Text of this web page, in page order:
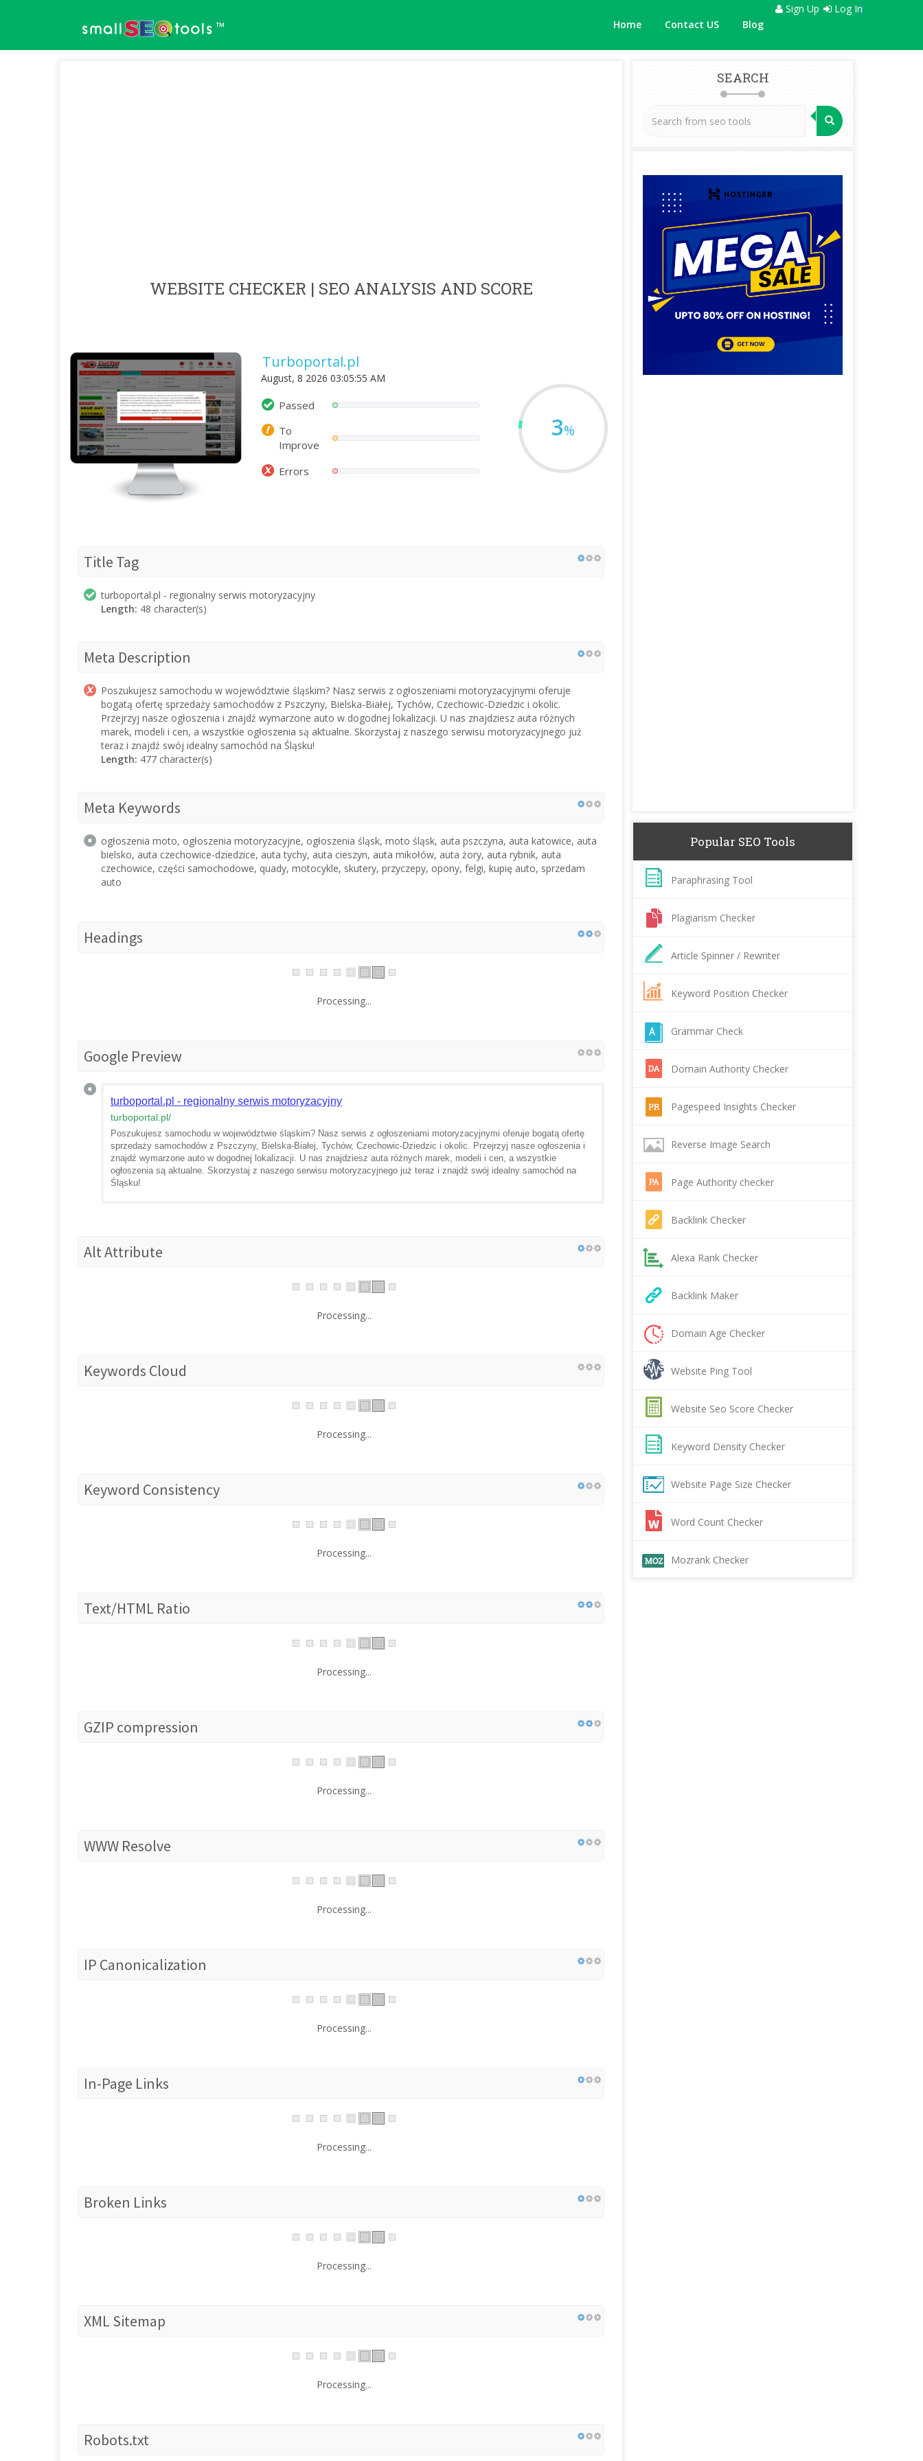
™ Home Contact US Blog
Sign Up Log In
WEBSITE CHECKER | SEO ANALYSIS AND SCORE
Turboportal.pl
August, 8 2026 03:05:55 AM
Passed
To
Improve
Errors
3%
Title Tag
turboportal.pl - regionalny serwis motoryzacyjny
Length: 48 character(s)
Meta Description
Poszukujesz samochodu w województwie śląskim? Nasz serwis z ogłoszeniami motoryzacyjnymi oferuje
bogatą ofertę sprzedaży samochodów z Pszczyny, Bielska-Białej, Tychów, Czechowic-Dziedzic i okolic.
Przejrzyj nasze ogłoszenia i znajdź wymarzone auto w dogodnej lokalizacji. U nas znajdziesz auta różnych
marek, modeli i cen, a wszystkie ogłoszenia są aktualne. Skorzystaj z naszego serwisu motoryzacyjnego już
teraz i znajdź swój idealny samochód na Śląsku!
Length: 477 character(s)
Meta Keywords
ogłoszenia moto, ogłoszenia motoryzacyjne, ogłoszenia śląsk, moto śląsk, auta pszczyna, auta katowice, auta
bielsko, auta czechowice-dziedzice, auta tychy, auta cieszyn, auta mikołów, auta żory, auta rybnik, auta
czechowice, części samochodowe, quady, motocykle, skutery, przyczepy, opony, felgi, kupię auto, sprzedam
auto
Headings
Processing...
Google Preview
turboportal.pl - regionalny serwis motoryzacyjny
turboportal.pl/
Poszukujesz samochodu w województwie śląskim? Nasz serwis z ogłoszeniami motoryzacyjnymi oferuje bogatą ofertę
sprzedaży samochodów z Pszczyny, Bielska-Białej, Tychów, Czechowic-Dziedzic i okolic. Przejrzyj nasze ogłoszenia i
znajdź wymarzone auto w dogodnej lokalizacji. U nas znajdziesz auta różnych marek, modeli i cen, a wszystkie
ogłoszenia są aktualne. Skorzystaj z naszego serwisu motoryzacyjnego już teraz i znajdź swój idealny samochód na
Śląsku!
Alt Attribute
Processing...
Keywords Cloud
Processing...
Keyword Consistency
Processing...
Text/HTML Ratio
Processing...
GZIP compression
Processing...
WWW Resolve
Processing...
IP Canonicalization
Processing...
In-Page Links
Processing...
Broken Links
Processing...
XML Sitemap
Processing...
Robots.txt
SEARCH
Popular SEO Tools
Paraphrasing Tool
Plagiarism Checker
Article Spinner / Rewriter
Keyword Position Checker
Grammar Check
Domain Authority Checker
Pagespeed Insights Checker
Reverse Image Search
Page Authority checker
Backlink Checker
Alexa Rank Checker
Backlink Maker
Domain Age Checker
Website Ping Tool
Website Seo Score Checker
Keyword Density Checker
Website Page Size Checker
Word Count Checker
Mozrank Checker